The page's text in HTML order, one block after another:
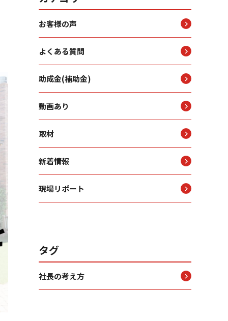
お客様の声
よくある質問
助成金(補助金)
動画あり
取材
新着情報
現場リポート
タグ
社長の考え方